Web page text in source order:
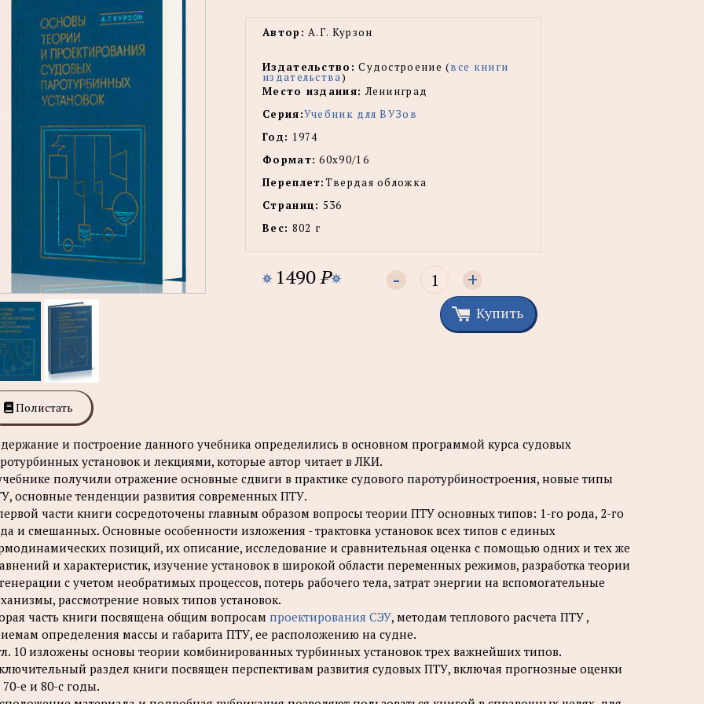
Полистать
Автор: А.Г. Курзон
Издательство: Судостроение (все книги
издательства)
Место издания: Ленинград
Серия:Учебник для ВУЗов
Год: 1974
Формат: 60х90/16
Переплет:Твердая обложка
Страниц: 536
Вес: 802 г
1490P - +
Купить
и построение данного учебника определились в основном программой курса судовых
установок и лекциями, которые автор читает в ЛКИ.
получили отражение основные сдвиги в практике судового паротурбиностроения, новые типы
основные тенденции развития современных ПТУ.
части книги сосредоточены главным образом вопросы теории ПТУ основных типов: 1-го рода, 2-го
и смешанных. Основные особенности изложения - трактовка установок всех типов с единых
позиций, их описание, исследование и сравнительная оценка с помощью одних и тех же
и характеристик, изучение установок в широкой области переменных режимов, разработка теории
с учетом необратимых процессов, потерь рабочего тела, затрат энергии на вспомогательные
рассмотрение новых типов установок.
часть книги посвящена общим вопросам проектирования СЭУ, методам теплового расчета ПТУ ,
определения массы и габарита ПТУ, ее расположению на судне.
10 изложены основы теории комбинированных турбинных установок трех важнейших типов.
раздел книги посвящен перспективам развития судовых ПТУ, включая прогнозные оценки
70-е и 80-с годы.